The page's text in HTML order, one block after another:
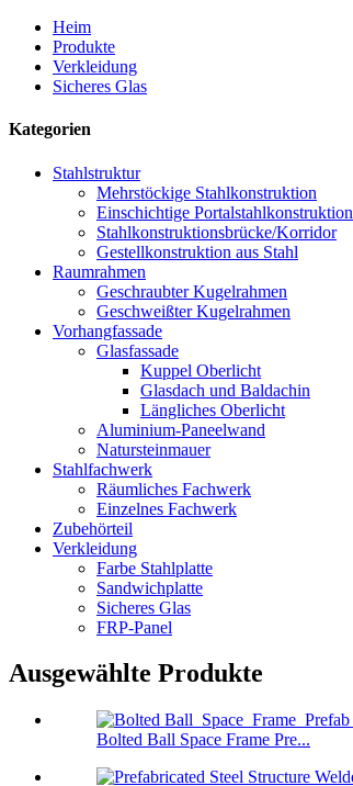
Heim
Produkte
Verkleidung
Sicheres Glas
Kategorien
Stahlstruktur
Mehrstöckige Stahlkonstruktion
Einschichtige Portalstahlkonstruktion
Stahlkonstruktionsbrücke/Korridor
Gestellkonstruktion aus Stahl
Raumrahmen
Geschraubter Kugelrahmen
Geschweißter Kugelrahmen
Vorhangfassade
Glasfassade
Kuppel Oberlicht
Glasdach und Baldachin
Längliches Oberlicht
Aluminium-Paneelwand
Natursteinmauer
Stahlfachwerk
Räumliches Fachwerk
Einzelnes Fachwerk
Zubehörteil
Verkleidung
Farbe Stahlplatte
Sandwichplatte
Sicheres Glas
FRP-Panel
Ausgewählte Produkte
Bolted Ball Space Frame Pre...